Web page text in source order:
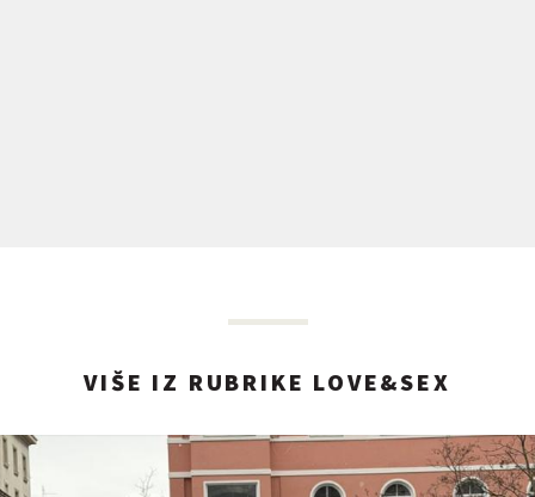
VIŠE IZ RUBRIKE LOVE&SEX